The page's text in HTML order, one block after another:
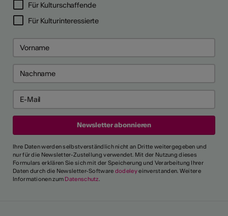
Für Kulturschaffende
Für Kulturinteressierte
Ihre Daten werden selbstverständlich nicht an Dritte weitergegeben und
nur für die Newsletter-Zustellung verwendet. Mit der Nutzung dieses
Formulars erklären Sie sich mit der Speicherung und Verarbeitung Ihrer
Daten durch die Newsletter-Software dodeleyeinverstanden. Weitere
Informationen zum Datenschutz.